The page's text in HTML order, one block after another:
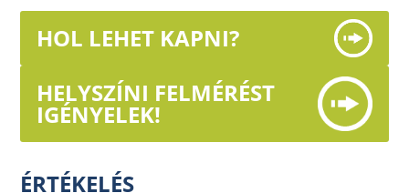
HOL LEHET KAPNI?
HELYSZÍNI FELMÉRÉST
IGÉNYELEK!
ÉRTÉKELÉS